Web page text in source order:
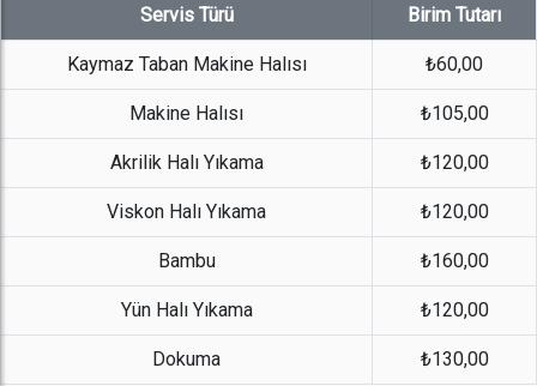
Servis Türü Birim Tutarı
Kaymaz Taban Makine Halısı ₺60,00
Makine Halısı ₺105,00
Akrilik Halı Yıkama ₺120,00
Viskon Halı Yıkama ₺120,00
Bambu ₺160,00
Yün Halı Yıkama ₺120,00
Dokuma ₺130,00